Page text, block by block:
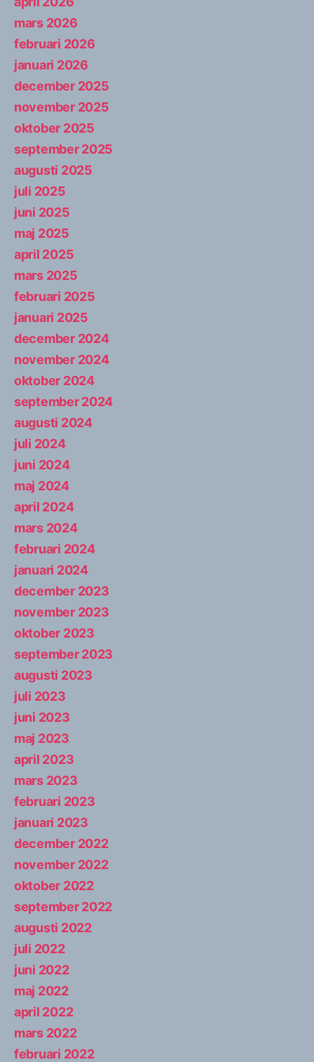
mars 2026
februari 2026
januari 2026
december 2025
november 2025
oktober 2025
september 2025
augusti 2025
juli 2025
juni 2025
maj 2025
april 2025
mars 2025
februari 2025
januari 2025
december 2024
november 2024
oktober 2024
september 2024
augusti 2024
juli 2024
juni 2024
maj 2024
april 2024
mars 2024
februari 2024
januari 2024
december 2023
november 2023
oktober 2023
september 2023
augusti 2023
juli 2023
juni 2023
maj 2023
april 2023
mars 2023
februari 2023
januari 2023
december 2022
november 2022
oktober 2022
september 2022
augusti 2022
juli 2022
juni 2022
maj 2022
april 2022
mars 2022
februari 2022